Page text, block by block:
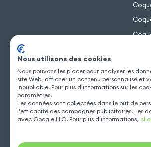
Nous utilisons des cookies
Nous pouvons les placer pour analyser les
site Web, afficher un contenu personnalisé et
inoubliable. Pour plus d'informations sur les
paramètres.
Les données sont collectées dans le but de
l'efficacité des campagnes publicitaires. Les
avec Google LLC. Pour plus d'informations,